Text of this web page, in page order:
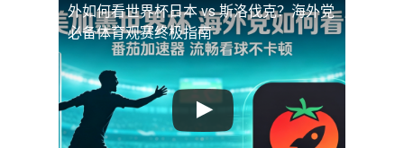
外如何看世界杯日本 vs 斯洛伐克？海外党
必备体育观赛终极指南